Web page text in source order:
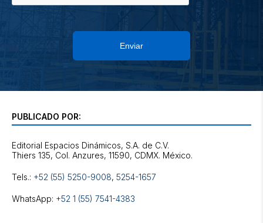
Enviar
PUBLICADO POR:
Editorial Espacios Dinámicos, S.A. de C.V.
Tels.: +52 (55) 5250-9008, 5254-1657
WhatsApp: +52 1 (55) 7541-4383